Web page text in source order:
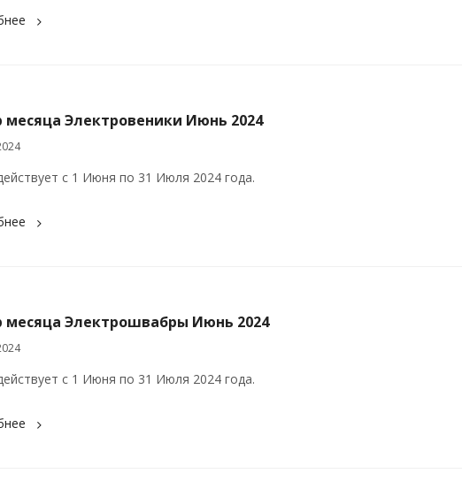
месяца Электровеники Июнь 2024
с 1 Июня по 31 Июля 2024 года.
месяца Электрошвабры Июнь 2024
с 1 Июня по 31 Июля 2024 года.